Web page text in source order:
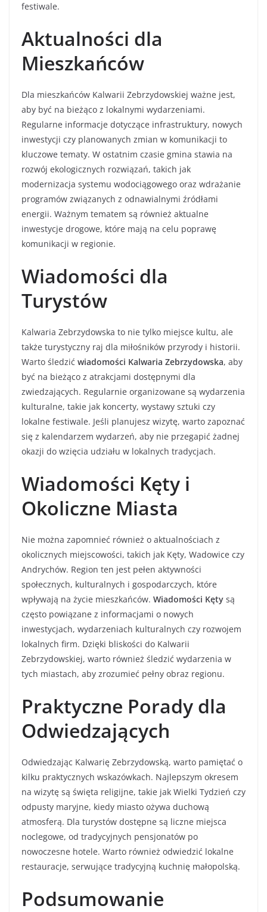
festiwale.
Aktualności dla
Mieszkańców
Dla mieszkańców Kalwarii Zebrzydowskiej ważne jest,
aby być na bieżąco z lokalnymi wydarzeniami.
Regularne informacje dotyczące infrastruktury, nowych
inwestycji czy planowanych zmian w komunikacji to
kluczowe tematy. W ostatnim czasie gmina stawia na
rozwój ekologicznych rozwiązań, takich jak
modernizacja systemu wodociągowego oraz wdrażanie
programów związanych z odnawialnymi źródłami
energii. Ważnym tematem są również aktualne
inwestycje drogowe, które mają na celu poprawę
komunikacji w regionie.
Wiadomości dla
Turystów
Kalwaria Zebrzydowska to nie tylko miejsce kultu, ale
także turystyczny raj dla miłośników przyrody i historii.
Warto śledzić wiadomości Kalwaria Zebrzydowska, aby
być na bieżąco z atrakcjami dostępnymi dla
zwiedzających. Regularnie organizowane są wydarzenia
kulturalne, takie jak koncerty, wystawy sztuki czy
lokalne festiwale. Jeśli planujesz wizytę, warto zapoznać
się z kalendarzem wydarzeń, aby nie przegapić żadnej
okazji do wzięcia udziału w lokalnych tradycjach.
Wiadomości Kęty i
Okoliczne Miasta
Nie można zapomnieć również o aktualnościach z
okolicznych miejscowości, takich jak Kęty, Wadowice czy
Andrychów. Region ten jest pełen aktywności
społecznych, kulturalnych i gospodarczych, które
wpływają na życie mieszkańców. Wiadomości Kęty są
często powiązane z informacjami o nowych
inwestycjach, wydarzeniach kulturalnych czy rozwojem
lokalnych firm. Dzięki bliskości do Kalwarii
Zebrzydowskiej, warto również śledzić wydarzenia w
tych miastach, aby zrozumieć pełny obraz regionu.
Praktyczne Porady dla
Odwiedzających
Odwiedzając Kalwarię Zebrzydowską, warto pamiętać o
kilku praktycznych wskazówkach. Najlepszym okresem
na wizytę są święta religijne, takie jak Wielki Tydzień czy
odpusty maryjne, kiedy miasto ożywa duchową
atmosferą. Dla turystów dostępne są liczne miejsca
noclegowe, od tradycyjnych pensjonatów po
nowoczesne hotele. Warto również odwiedzić lokalne
restauracje, serwujące tradycyjną kuchnię małopolską.
Podsumowanie